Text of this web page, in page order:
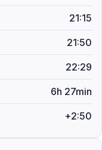
21:15
21:50
22:29
6h 27min
+2:50